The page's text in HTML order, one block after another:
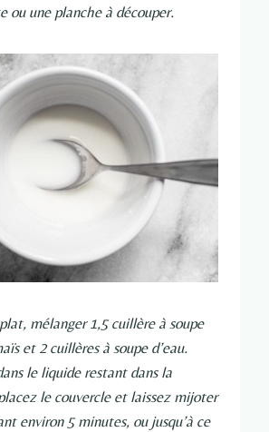
ou une planche à découper.
mélanger 1,5 cuillère à soupe
et 2 cuillères à soupe d’eau.
le liquide restant dans la
le couvercle et laissez mijoter
environ 5 minutes, ou jusqu’à ce